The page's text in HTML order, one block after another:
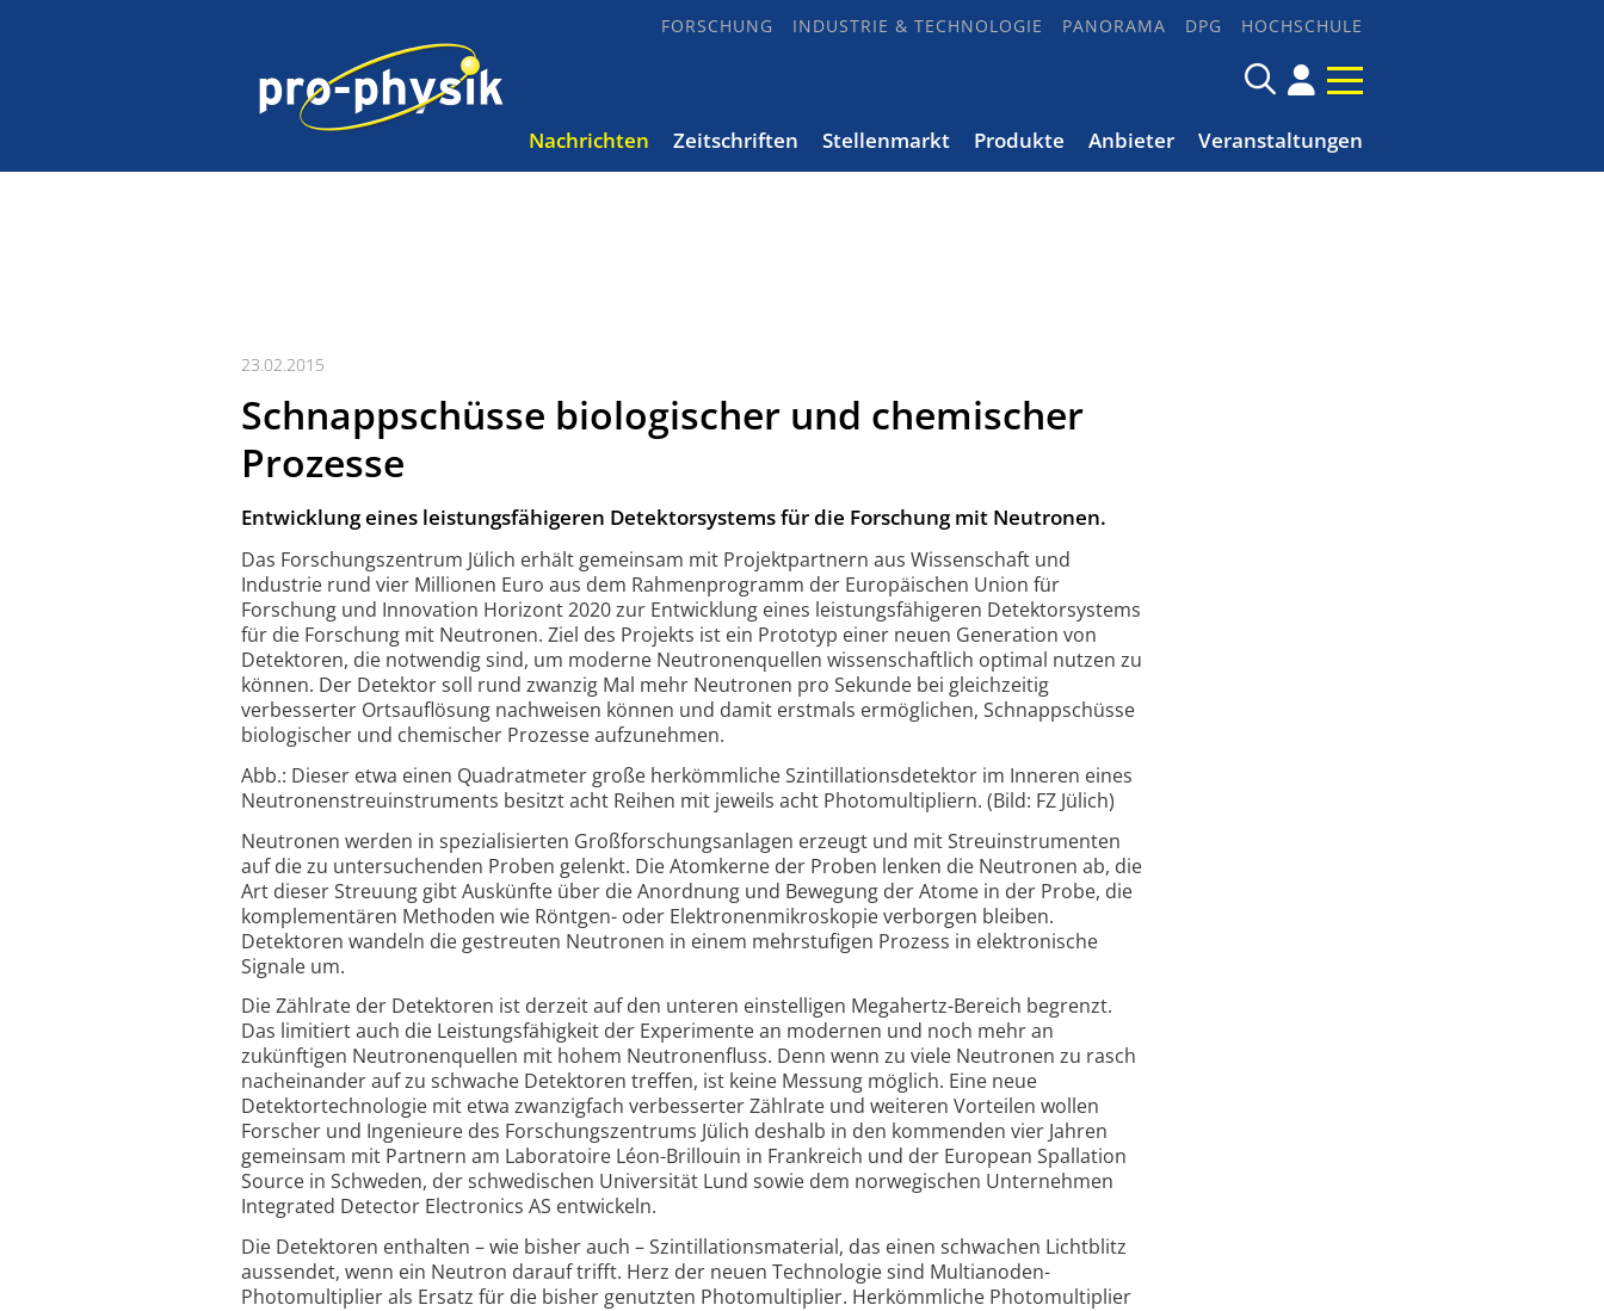
FORSCHUNG INDUSTRIE & TECHNOLOGIE PANORAMA DPG HOCHSCHULE
Nachrichten Zeitschriften Stellenmarkt Produkte Anbieter Veranstaltungen
23.02.2015
Schnappschüsse biologischer und chemischer
Prozesse
Entwicklung eines leistungsfähigeren Detektorsystems für die Forschung mit Neutronen.
Das Forschungszentrum Jülich erhält gemeinsam mit Projektpartnern aus Wissenschaft und
Industrie rund vier Millionen Euro aus dem Rahmenprogramm der Europäischen Union für
Forschung und Innovation Horizont 2020 zur Entwicklung eines leistungsfähigeren Detektorsystems
für die Forschung mit Neutronen. Ziel des Projekts ist ein Prototyp einer neuen Generation von
Detektoren, die notwendig sind, um moderne Neutronenquellen wissenschaftlich optimal nutzen zu
können. Der Detektor soll rund zwanzig Mal mehr Neutronen pro Sekunde bei gleichzeitig
verbesserter Ortsauflösung nachweisen können und damit erstmals ermöglichen, Schnappschüsse
biologischer und chemischer Prozesse aufzunehmen.
Abb.: Dieser etwa einen Quadratmeter große herkömmliche Szintillationsdetektor im Inneren eines
Neutronenstreuinstruments besitzt acht Reihen mit jeweils acht Photomultipliern. (Bild: FZ Jülich)
Neutronen werden in spezialisierten Großforschungsanlagen erzeugt und mit Streuinstrumenten
auf die zu untersuchenden Proben gelenkt. Die Atomkerne der Proben lenken die Neutronen ab, die
Art dieser Streuung gibt Auskünfte über die Anordnung und Bewegung der Atome in der Probe, die
komplementären Methoden wie Röntgen- oder Elektronenmikroskopie verborgen bleiben.
Detektoren wandeln die gestreuten Neutronen in einem mehrstufigen Prozess in elektronische
Signale um.
Die Zählrate der Detektoren ist derzeit auf den unteren einstelligen Megahertz-Bereich begrenzt.
Das limitiert auch die Leistungsfähigkeit der Experimente an modernen und noch mehr an
zukünftigen Neutronenquellen mit hohem Neutronenfluss. Denn wenn zu viele Neutronen zu rasch
nacheinander auf zu schwache Detektoren treffen, ist keine Messung möglich. Eine neue
Detektortechnologie mit etwa zwanzigfach verbesserter Zählrate und weiteren Vorteilen wollen
Forscher und Ingenieure des Forschungszentrums Jülich deshalb in den kommenden vier Jahren
gemeinsam mit Partnern am Laboratoire Léon-Brillouin in Frankreich und der European Spallation
Source in Schweden, der schwedischen Universität Lund sowie dem norwegischen Unternehmen
Integrated Detector Electronics AS entwickeln.
Die Detektoren enthalten – wie bisher auch – Szintillationsmaterial, das einen schwachen Lichtblitz
aussendet, wenn ein Neutron darauf trifft. Herz der neuen Technologie sind Multianoden-
Photomultiplier als Ersatz für die bisher genutzten Photomultiplier. Herkömmliche Photomultiplier